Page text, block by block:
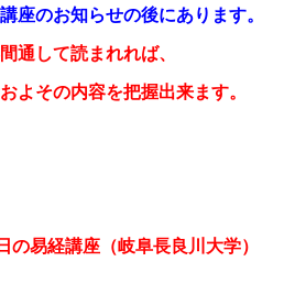
座のお知らせの後にあります。
通して読まれれば、
よその内容を把握出来ます。
の易経講座（岐阜長良川大学）